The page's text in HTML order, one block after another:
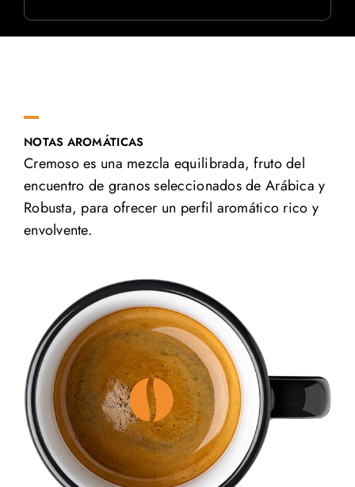
NOTAS AROMÁTICAS
Cremoso es una mezcla equilibrada, fruto del
encuentro de granos seleccionados de Arábica y
Robusta, para ofrecer un perfil aromático rico y
envolvente.